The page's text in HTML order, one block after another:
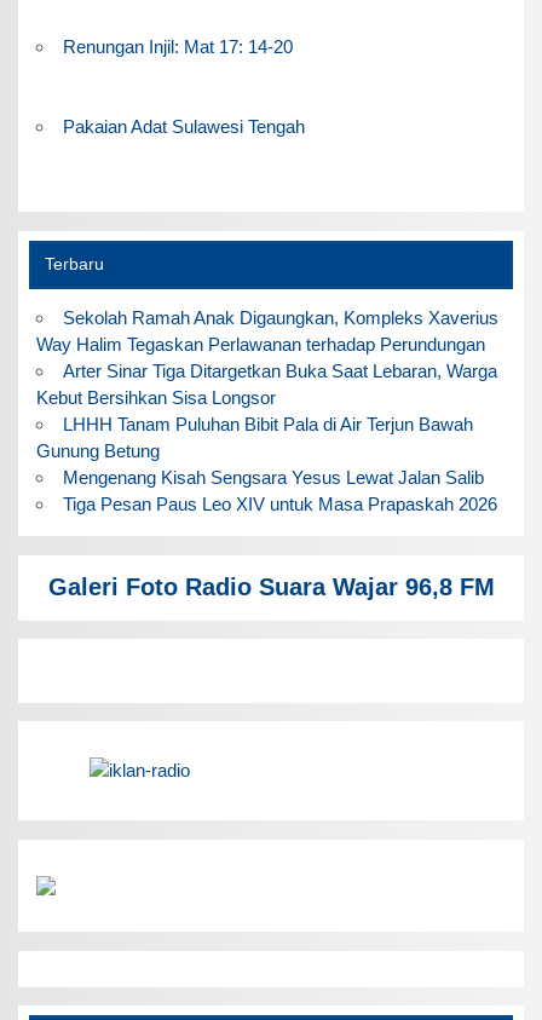
Renungan Injil: Mat 17: 14-20
Pakaian Adat Sulawesi Tengah
Terbaru
Sekolah Ramah Anak Digaungkan, Kompleks Xaverius
Way Halim Tegaskan Perlawanan terhadap Perundungan
Arter Sinar Tiga Ditargetkan Buka Saat Lebaran, Warga
Kebut Bersihkan Sisa Longsor
LHHH Tanam Puluhan Bibit Pala di Air Terjun Bawah
Gunung Betung
Mengenang Kisah Sengsara Yesus Lewat Jalan Salib
Tiga Pesan Paus Leo XIV untuk Masa Prapaskah 2026
Galeri Foto Radio Suara Wajar 96,8 FM